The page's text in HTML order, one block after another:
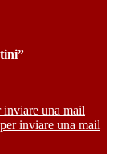
una mail
inviare una mail